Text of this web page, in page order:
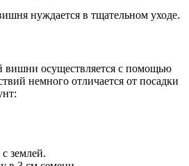
нуждается в тщательном уходе.
осуществляется с помощью
немного отличается от посадки
землей.